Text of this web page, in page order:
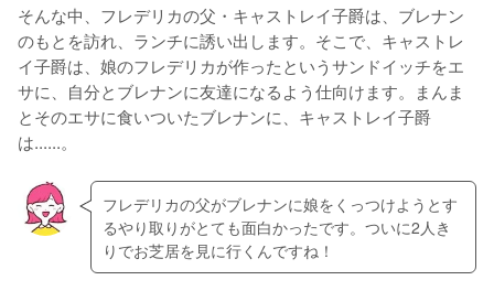
そんな中、フレデリカの父・キャストレイ子爵は、ブレナン
のもとを訪れ、ランチに誘い出します。そこで、キャストレ
イ子爵は、娘のフレデリカが作ったというサンドイッチをエ
サに、自分とブレナンに友達になるよう仕向けます。まんま
とそのエサに食いついたブレナンに、キャストレイ子爵
は......。
フレデリカの父がブレナンに娘をくっつけようとす
るやり取りがとても面白かったです。ついに2人き
りでお芝居を見に行くんですね！